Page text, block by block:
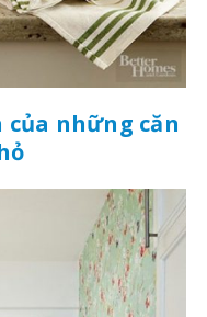
của những căn